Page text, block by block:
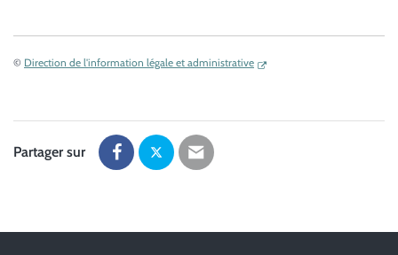
© Direction de l'information légale et administrative
Partager sur
PartagerPartagerPartager